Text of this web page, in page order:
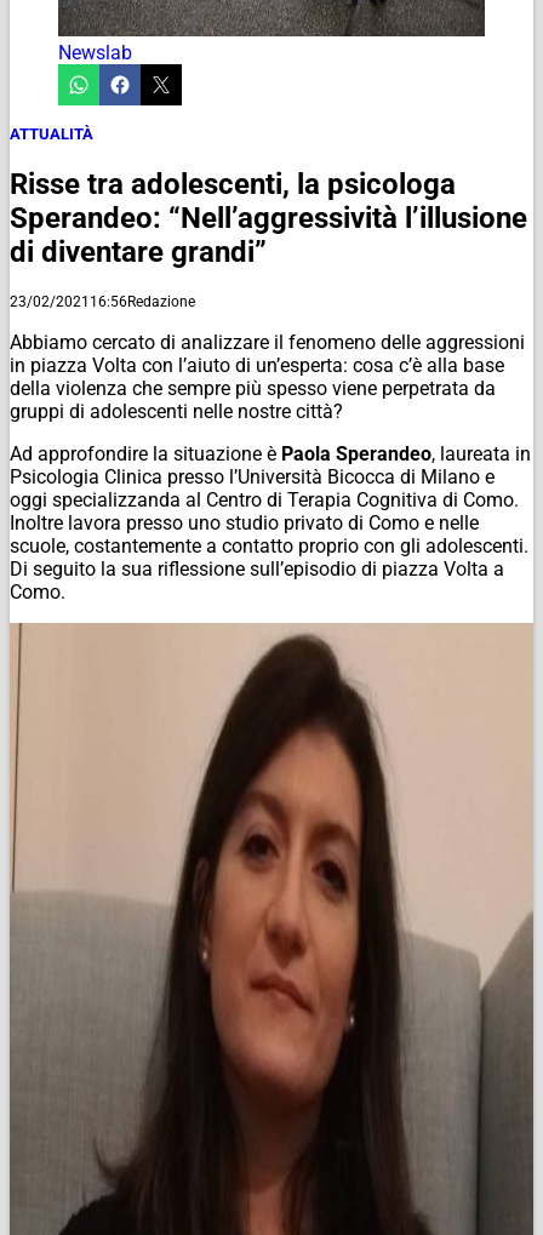
Newslab
ATTUALITÀ
Risse tra adolescenti, la psicologa
Sperandeo: “Nell’aggressività l’illusione
di diventare grandi”
23/02/2021 16:56Redazione
Abbiamo cercato di analizzare il fenomeno delle aggressioni
in piazza Volta con l’aiuto di un’esperta: cosa c’è alla base
della violenza che sempre più spesso viene perpetrata da
gruppi di adolescenti nelle nostre città?
Ad approfondire la situazione è Paola Sperandeo, laureata in
Psicologia Clinica presso l’Università Bicocca di Milano e
oggi specializzanda al Centro di Terapia Cognitiva di Como.
Inoltre lavora presso uno studio privato di Como e nelle
scuole, costantemente a contatto proprio con gli adolescenti.
Di seguito la sua riflessione sull’episodio di piazza Volta a
Como.